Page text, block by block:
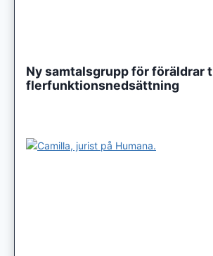
Ny samtalsgrupp för föräldrar
flerfunktionsnedsättning